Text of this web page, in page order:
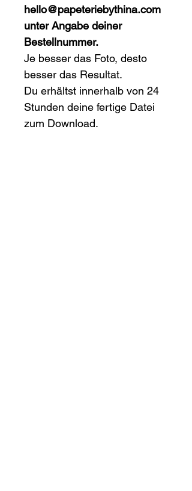
hello@papeteriebythina.com
unter Angabe deiner
Bestellnummer.
Je besser das Foto, desto
besser das Resultat.
Du erhältst innerhalb von 24
Stunden deine fertige Datei
zum Download.